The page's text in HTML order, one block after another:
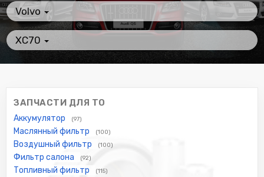
Volvo
XC70
ЗАПЧАСТИ ДЛЯ ТО
Аккумулятор (97)
Маслянный фильтр (100)
Воздушный фильтр (100)
Фильтр салона (92)
Топливный фильтр (115)